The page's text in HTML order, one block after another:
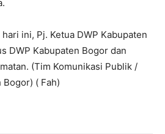
ini, Pj. Ketua DWP Kabupaten
DWP Kabupaten Bogor dan
(Tim Komunikasi Publik /
( Fah)